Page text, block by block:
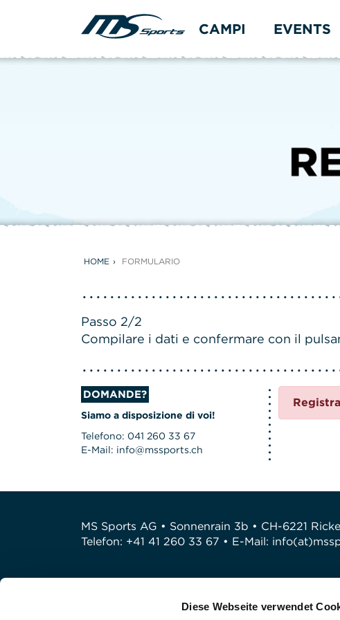
Diese Webseite verwendet
CAMPI EVENTS
HOME FORMULARIO
Passo 2/2
Compilare i dati e confermare con il
DOMANDE?
Siamo a disposizione di voi!
Telefono: 041 260 33 67
E-Mail: info@mssports.ch
MS Sports AG • Sonnenrain 3b • CH-6221
Telefon: +41 41 260 33 67 • E-Mail: